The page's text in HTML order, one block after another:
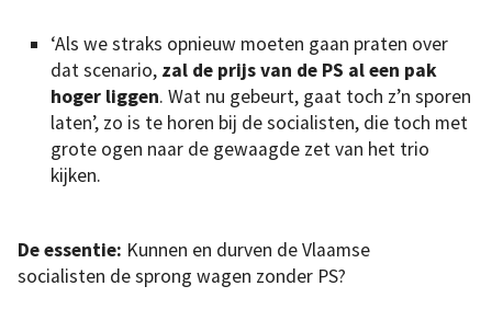
‘Als we straks opnieuw moeten gaan praten over
dat scenario, zal de prijs van de PS al een pak
hoger liggen. Wat nu gebeurt, gaat toch z’n sporen
laten’, zo is te horen bij de socialisten, die toch met
grote ogen naar de gewaagde zet van het trio
kijken.
De essentie: Kunnen en durven de Vlaamse
socialisten de sprong wagen zonder PS?